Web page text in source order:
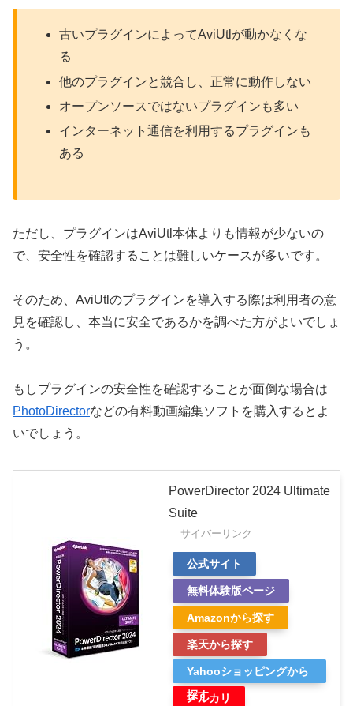
古いプラグインによってAviUtlが動かなくな
る
他のプラグインと競合し、正常に動作しない
オープンソースではないプラグインも多い
インターネット通信を利用するプラグインも
ある
ただし、プラグインはAviUtl本体よりも情報が少ないの
で、安全性を確認することは難しいケースが多いです。
そのため、AviUtlのプラグインを導入する際は利用者の意
見を確認し、本当に安全であるかを調べた方がよいでしょ
う。
もしプラグインの安全性を確認することが面倒な場合は
PhotoDirectorなどの有料動画編集ソフトを購入するとよ
いでしょう。
PowerDirector 2024 Ultimate
Suite
サイバーリンク
公式サイト
無料体験版ページ
Amazonから探す
楽天から探す
Yahooショッピングから
探す
メルカリ